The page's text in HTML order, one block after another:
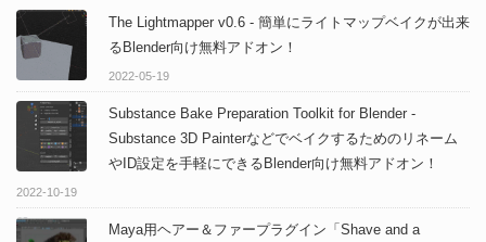
The Lightmapper v0.6 - 簡単にライトマップベイクが出来
るBlender向け無料アドオン！
2022-05-19
Substance Bake Preparation Toolkit for Blender -
Substance 3D Painterなどでベイクするためのリネーム
やID設定を手軽にできるBlender向け無料アドオン！￼
2022-10-19
Maya用ヘアー＆ファープラグイン「Shave and a